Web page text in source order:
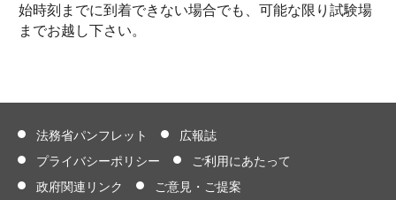
始時刻までに到着できない場合でも、可能な限り試験場
までお越し下さい。
法務省パンフレット
広報誌
プライバシーポリシー
ご利用にあたって
政府関連リンク
ご意見・ご提案